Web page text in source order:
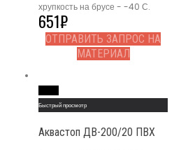
хрупкость на брусе - -40 С.
651₽
ОТПРАВИТЬ ЗАПРОС НА
МАТЕРИАЛ
Быстрый просмотр
Аквастоп ДВ-200/20 ПВХ